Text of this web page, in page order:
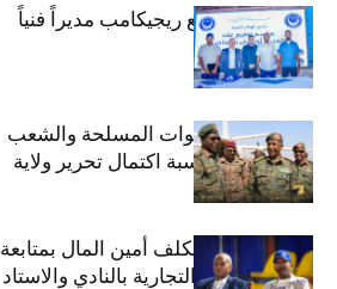
الهلال يتعاقد مع ريجيكامب مديراً فنياً
الهلال يهنئ القوات المسلحة والشعب
السوداني بمناسبة اكتمال تحرير ولاية
الخرطوم
مجلس الهلال يكلف أمين المال بمتابعة
ملف المحلات التجارية بالنادي والاستاد